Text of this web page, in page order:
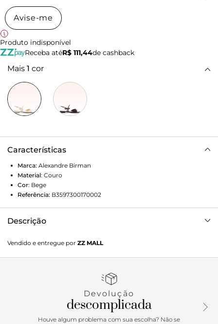
Avise-me
Produto indisponível
Receba atéR$ 111,44de cashback
Mais 1 cor
Características
Marca: Alexandre Birman
Material: Couro
Cor: Bege
Referência: B3597300170002
Descrição
cores, perfeita para acompanhar diferentes ocasiões com
elegância. O design é marcado por um delicado jogo de
laterais — criando um efeito harmônico e refinado.
combina feminilidade e conforto em um clássico
Vendido e entregue por ZZ MALL
Devolução
descomplicada
Houve algum problema com sua escolha? Não se